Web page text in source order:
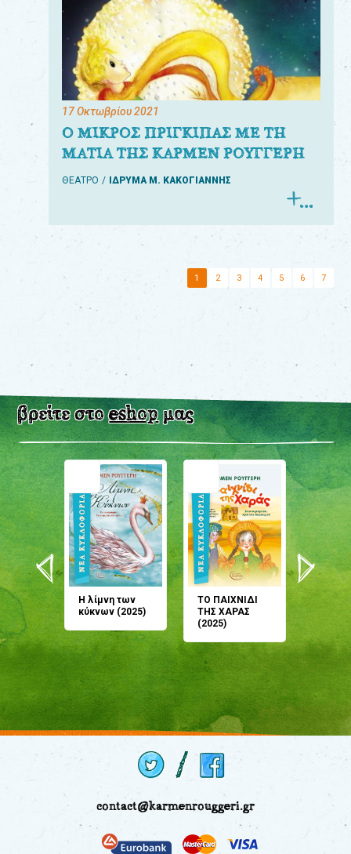
17 Οκτωβρίου 2021
Ο ΜΙΚΡΟΣ ΠΡΙΓΚΙΠΑΣ ΜΕ ΤΗ
ΜΑΤΙΑ ΤΗΣ ΚΑΡΜΕΝ ΡΟΥΓΓΕΡΗ
ΘΕΑΤΡΟ ΙΔΡΥΜΑ Μ. ΚΑΚΟΓΙΑΝΝΗΣ
1 2 3 4 5 6 7
βρείτε στοeshopμας
Η λίμνη των
κύκνων (2025)
ΤΟ ΠΑΙΧΝΙΔΙ
ΤΗΣ ΧΑΡΑΣ
(2025)
μου;
(2024)
contact@karmenrouggeri.gr